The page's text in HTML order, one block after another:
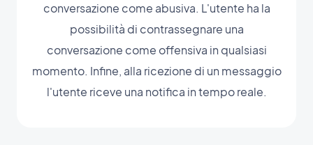
conversazione come abusiva. L'utente ha la
possibilità di contrassegnare una
conversazione come offensiva in qualsiasi
momento. Infine, alla ricezione di un messaggio
l'utente riceve una notifica in tempo reale.